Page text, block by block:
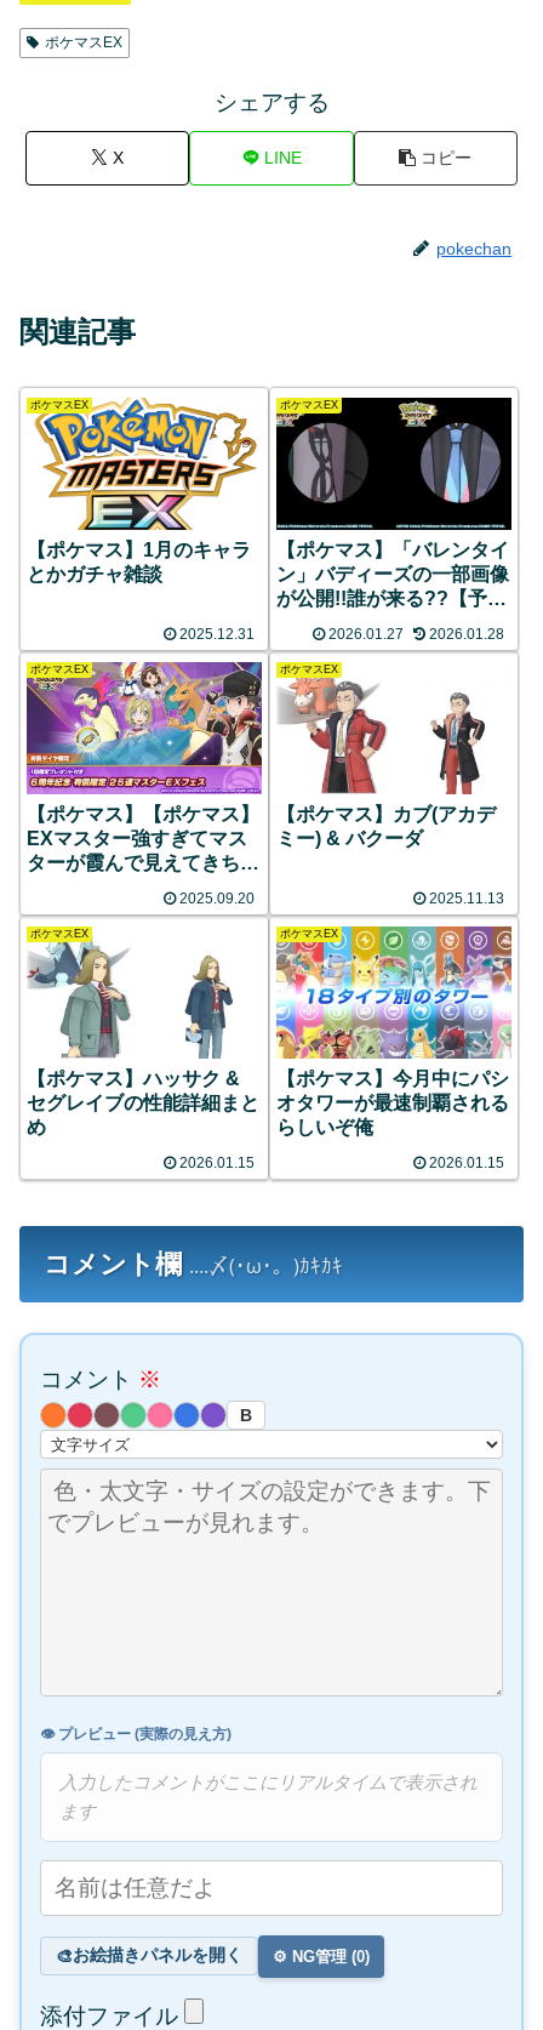
ポケマスEX
シェアする
X LINE コピー
pokechan
関連記事
ポケマスEX
【ポケマス】1月のキャラ
とかガチャ雑談
2025.12.31
ポケマスEX
【ポケマス】「バレンタイ
ン」バディーズの一部画像
が公開!!誰が来る??【予
2026.01.27 2026.01.28
ポケマスEX
【ポケマス】【ポケマス】
EXマスター強すぎてマス
ターが霞んで見えてきちゃ
2025.09.20
ポケマスEX
【ポケマス】カブ(アカデ
ミー) & バクーダ
2025.11.13
ポケマスEX
【ポケマス】ハッサク &
セグレイブの性能詳細まと
め
2026.01.15
ポケマスEX
【ポケマス】今月中にパシ
オタワーが最速制覇される
らしいぞ俺
2026.01.15
コメント欄 ....〆(･ω･。)ｶｷｶｷ
コメント ※
B
👁️ プレビュー (実際の見え方)
入力したコメントがここにリアルタイムで表示され
ます
🎨お絵描きパネルを開く ⚙️ NG管理 (0)
添付ファイル